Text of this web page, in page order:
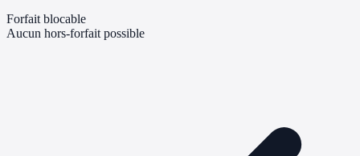
Forfait blocable
Aucun hors-forfait possible